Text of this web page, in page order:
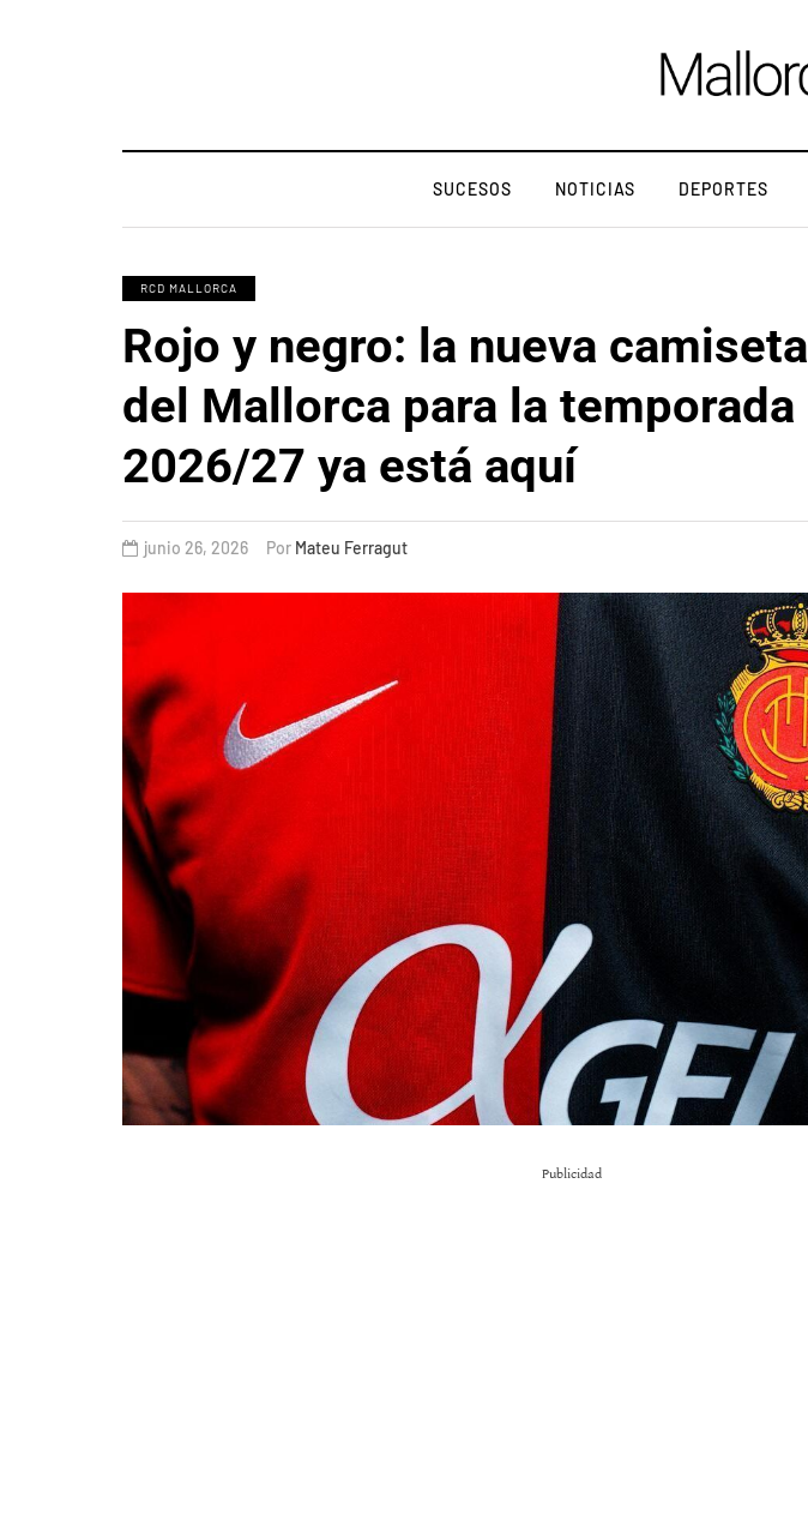
SUCESOS NOTICIAS DEPORTES
RCD MALLORCA
Rojo y negro: la nueva camiseta
del Mallorca para la temporada
2026/27 ya está aquí
junio 26, 2026 Por Mateu Ferragut
Publicidad